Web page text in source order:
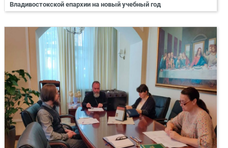
Владивостокской епархии на новый учебный год